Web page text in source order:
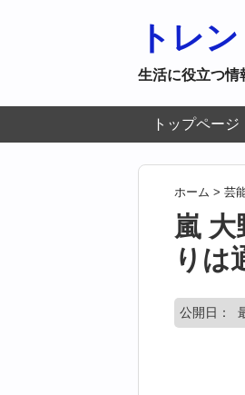
トレ
生活に役立つ情
トップページ
ホーム > 芸
嵐
りは
公開日：